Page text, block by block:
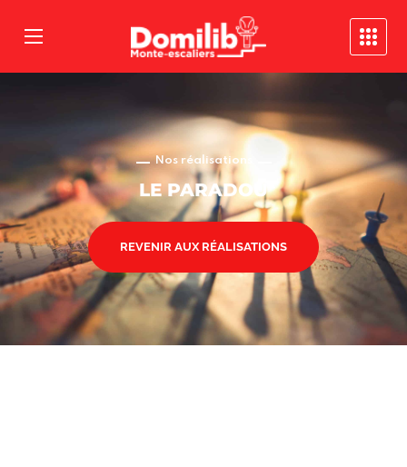
Nos réalisations
LE PARADOU
REVENIR AUX RÉALISATIONS